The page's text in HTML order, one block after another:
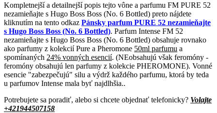
Kompletnejší a detailnejší popis tejto vône a parfumu FM PURE 52
nezamieňajte s Hugo Boss Boss (No. 6 Bottled) preto nájdete
kliknutím na tento odkaz Pánsky parfum PURE 52 nezamieňajte
s Hugo Boss Boss (No. 6 Bottled). Parfum Intense FM 52
nezamieňajte s Hugo Boss Boss (No. 6 Bottled) obsahuje rovnako
ako parfumy z kolekcií Pure a Pheromone 50ml parfumu a
spomínaných 24% vonných esencií. (NEobsahujú však feromóny -
feromóny obsahujú len parfumy z kolekcie PHEROMONE). Vonné
esencie "zabezpečujú" silu a výdrž každého parfumu, ktorá by teda
u parfumov Intense mala byť najdlhšia..
Potrebujete sa poradiť, alebo si chcete objednať telefonicky? Volajte
+421944507158